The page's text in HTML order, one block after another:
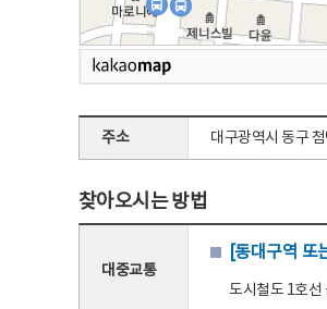
주소 대구광역시 동구
찾아오시는 방법
대중교통
[동대구역 또
도시철도 1호